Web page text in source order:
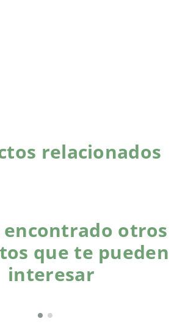
relacionados
encontrado otros
que te pueden
interesar